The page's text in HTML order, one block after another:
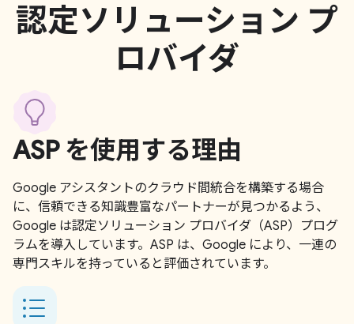
認定ソリューション プ
ロバイダ
ASP を使用する理由
Google アシスタントのクラウド間統合を構築する場合
に、信頼できる知識豊富なパートナーが見つかるよう、
Google は認定ソリューション プロバイダ（ASP）プログ
ラムを導入しています。ASP は、Google により、一連の
専門スキルを持っていると評価されています。